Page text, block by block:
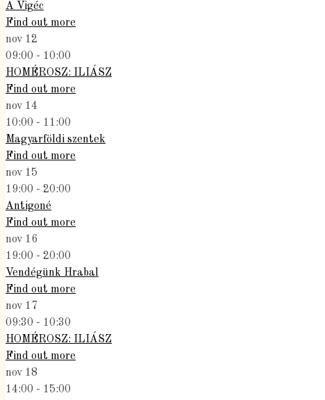
A Vigéc
Find out more
nov 12
09:00 - 10:00
HOMÉROSZ: ILIÁSZ
Find out more
nov 14
10:00 - 11:00
Magyarföldi szentek
Find out more
nov 15
19:00 - 20:00
Antigoné
Find out more
nov 16
19:00 - 20:00
Vendégünk Hrabal
Find out more
nov 17
09:30 - 10:30
HOMÉROSZ: ILIÁSZ
Find out more
nov 18
14:00 - 15:00